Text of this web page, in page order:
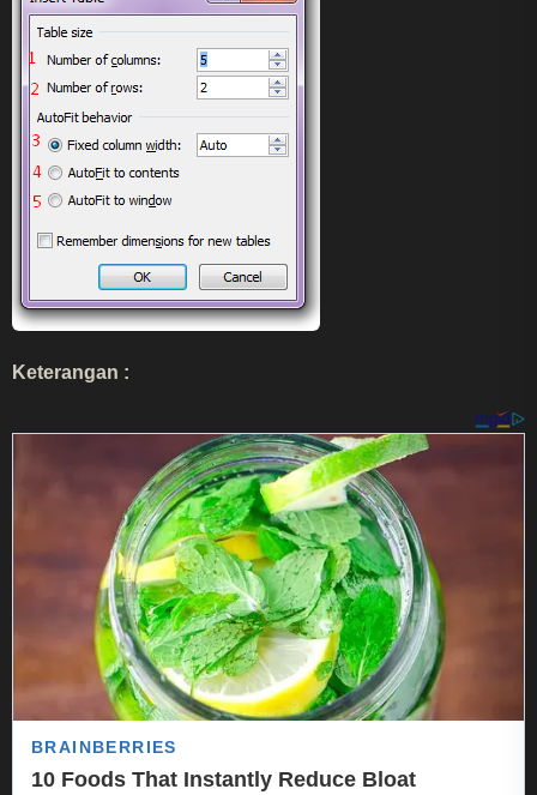
Keterangan :